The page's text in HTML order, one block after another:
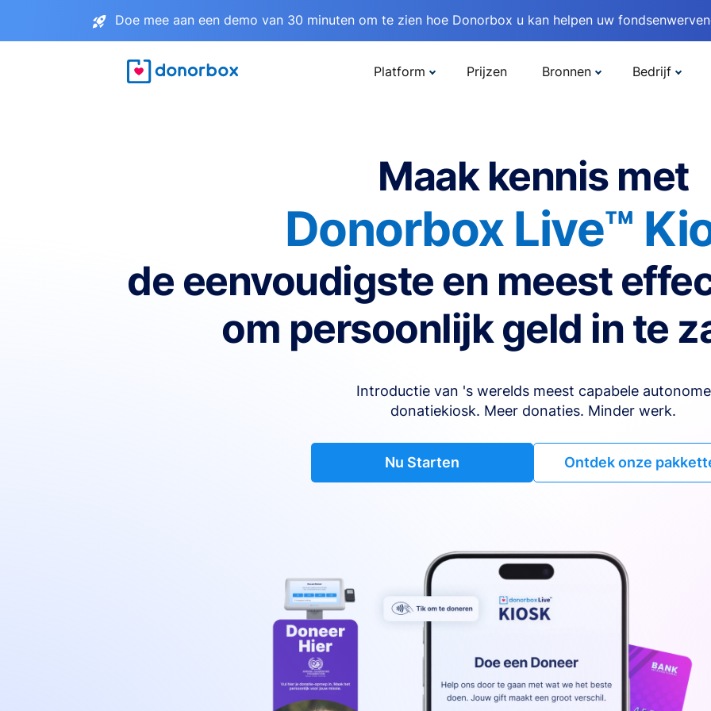
Doe mee aan een demo van 30 minuten om te zien hoe Donorbox u kan helpen uw
Platform Prijzen Bronnen Bedrijf
Maak kennis met
Donorbox Live™
de eenvoudigste en meest
om persoonlijk geld in te
Introductie van 's werelds meest capabele autonome
donatiekiosk. Meer donaties. Minder werk.
Nu Starten Ontdek onze